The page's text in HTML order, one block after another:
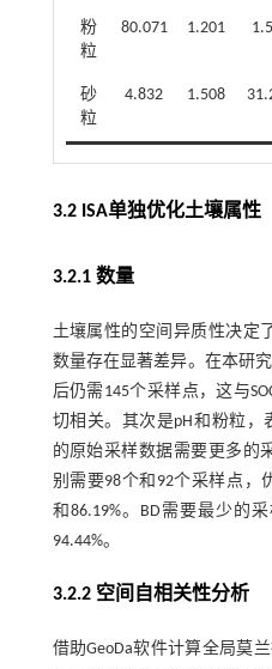
粉
粒
80.071 1.201 1.5
砂
粒
4.832 1.508
3.2 ISA单独优化土壤属性
3.2.1 数量
土壤属性的空间异质性决定
数量存在显著差异。在本研
后仍需145个采样点，这与
切相关。其次是pH和粉粒，
的原始采样数据需要更多的
别需要98个和92个采样点，
和86.19%。BD需要最少的
94.44%。
3.2.2 空间自相关性分析
借助GeoDa软件计算全局莫